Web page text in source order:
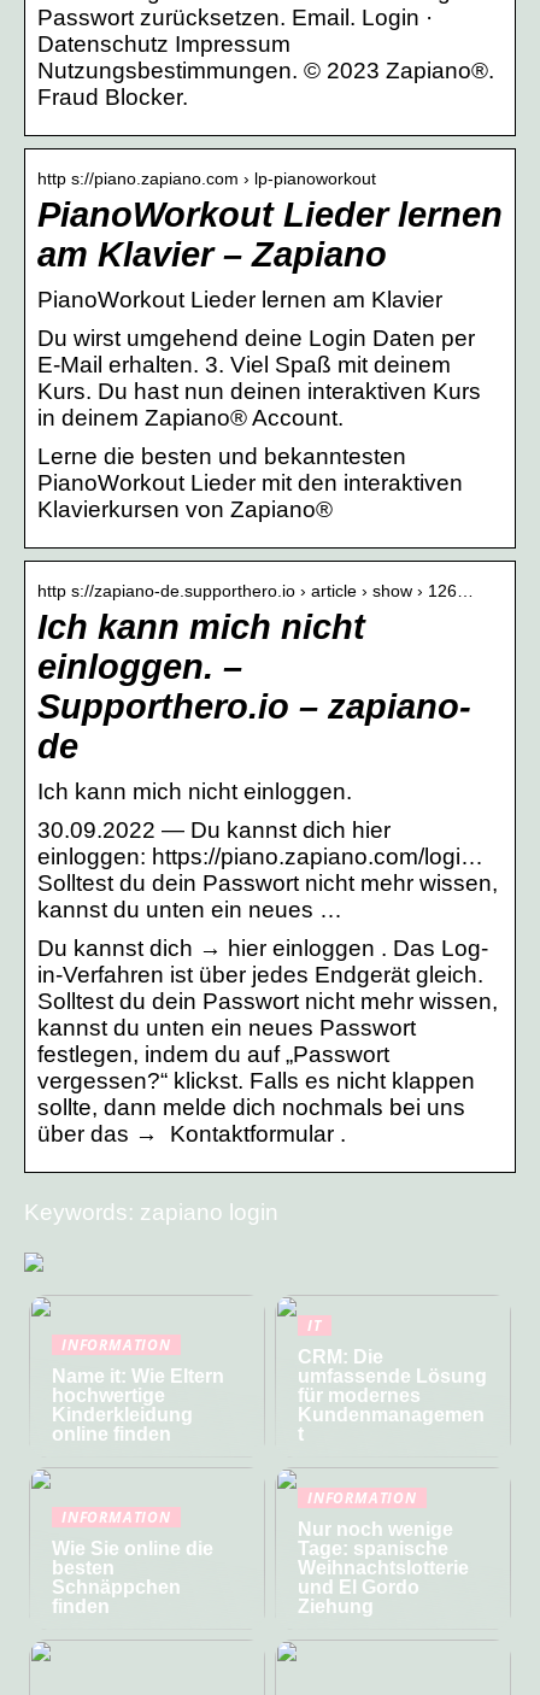
Passwort zurücksetzen. Email. Login ·
Datenschutz Impressum
Nutzungsbestimmungen. © 2023 Zapiano®.
Fraud Blocker.
http s://piano.zapiano.com › lp-pianoworkout
PianoWorkout Lieder lernen
am Klavier – Zapiano
PianoWorkout Lieder lernen am Klavier
Du wirst umgehend deine Login Daten per
E-Mail erhalten. 3. Viel Spaß mit deinem
Kurs. Du hast nun deinen interaktiven Kurs
in deinem Zapiano® Account.
Lerne die besten und bekanntesten
PianoWorkout Lieder mit den interaktiven
Klavierkursen von Zapiano®
http s://zapiano-de.supporthero.io › article › show › 126…
Ich kann mich nicht
einloggen. –
Supporthero.io – zapiano-
de
Ich kann mich nicht einloggen.
30.09.2022 — Du kannst dich hier
einloggen: https://piano.zapiano.com/logi…
Solltest du dein Passwort nicht mehr wissen,
kannst du unten ein neues …
Du kannst dich → hier einloggen . Das Log-
in-Verfahren ist über jedes Endgerät gleich.
Solltest du dein Passwort nicht mehr wissen,
kannst du unten ein neues Passwort
festlegen, indem du auf „Passwort
vergessen?“ klickst. Falls es nicht klappen
sollte, dann melde dich nochmals bei uns
über das → Kontaktformular .
Keywords: zapiano login
INFORMATION
Name it: Wie Eltern
hochwertige
Kinderkleidung
online finden
IT
CRM: Die
umfassende Lösung
für modernes
Kundenmanagemen
t
INFORMATION
Wie Sie online die
besten
Schnäppchen
finden
INFORMATION
Nur noch wenige
Tage: spanische
Weihnachtslotterie
und El Gordo
Ziehung